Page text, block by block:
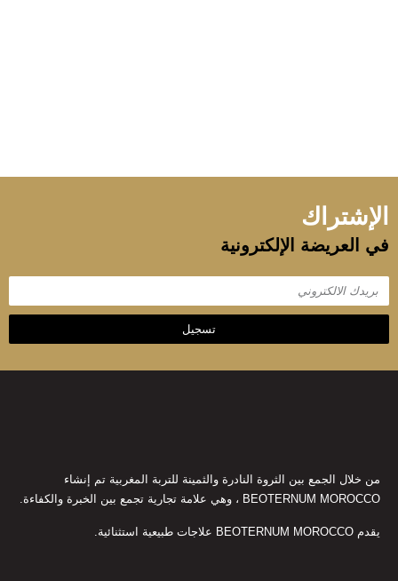
الإشتراك
في العريضة الإلكترونية
تسجيل
من خلال الجمع بين الثروة النادرة والثمينة للتربة المغربية تم إنشاء
BEOTERNUM MOROCCO ، وهي علامة تجارية تجمع بين الخبرة والكفاءة.
يقدم BEOTERNUM MOROCCO علاجات طبيعية استثنائية.